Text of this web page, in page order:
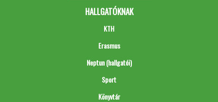
HALLGATÓKNAK
KTH
Erasmus
Neptun (hallgatói)
Sport
Könyvtár